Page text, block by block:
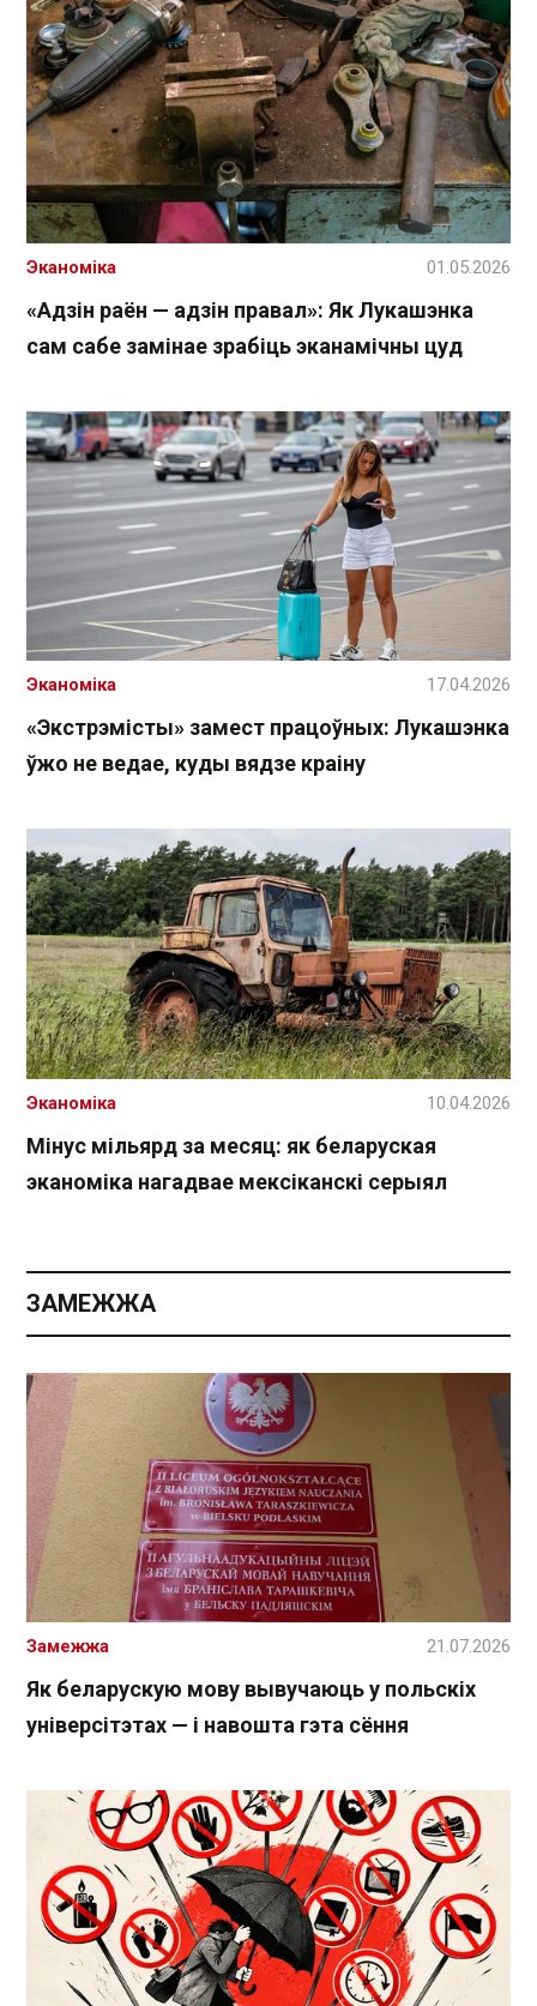
«Адзін раён — адзін правал»: Як Лукашэнка
сам сабе замінае зрабіць эканамічны цуд
Эканоміка 01.05.2026
«Экстрэмісты» замест працоўных: Лукашэнка
ўжо не ведае, куды вядзе краіну
Эканоміка 17.04.2026
Мінус мільярд за месяц: як беларуская
эканоміка нагадвае мексіканскі серыял
Эканоміка 10.04.2026
ЗАМЕЖЖА
Як беларускую мову вывучаюць у польскіх
універсітэтах — і навошта гэта сёння
Замежжа 21.07.2026